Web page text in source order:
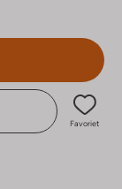
Favoriet